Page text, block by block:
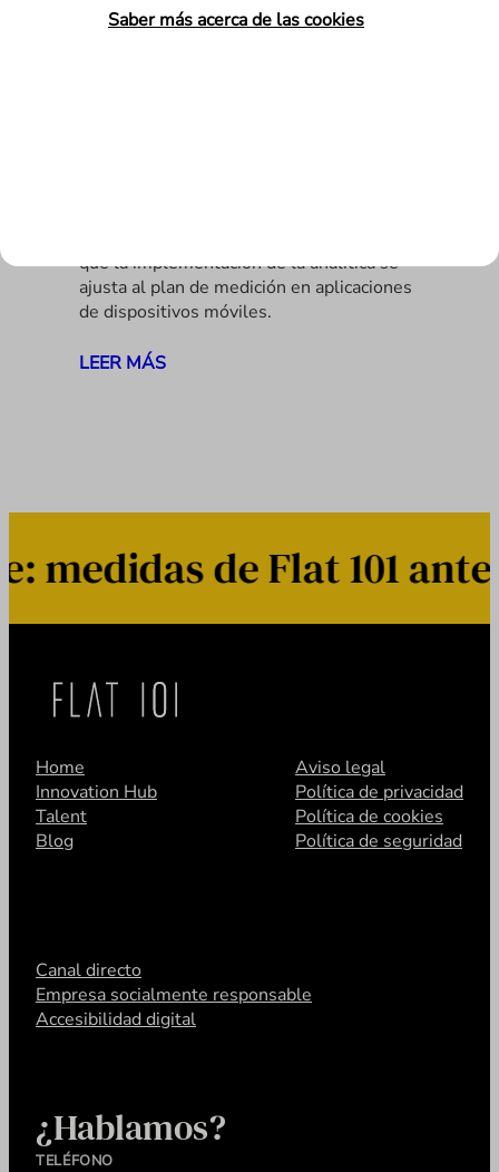
Saber más acerca de las cookies
que la implementación de la analítica se
ajusta al plan de medición en aplicaciones
de dispositivos móviles.
LEER MÁS
de Flat 101
Home
Innovation Hub
Talent
Blog
Aviso legal
Política de privacidad
Política de cookies
Política de seguridad
Canal directo
Empresa socialmente responsable
Accesibilidad digital
¿Hablamos?
TELÉFONO